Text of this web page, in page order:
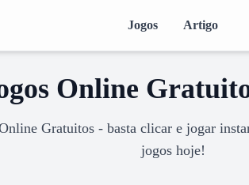
Jogos Artigo
Online
Gratuitos - basta clicar e jogar
jogos hoje!